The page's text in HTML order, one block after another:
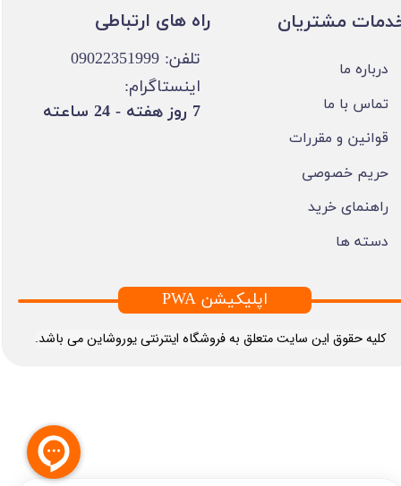
​کلیه حقوق این سایت متعلق به فروشگاه اینترنتی یوروشاین می باشد.
مشتریان
درباره ما
تماس با ما
قوانین و مقررات
حریم خصوصی
راهنمای خرید
دسته ها
تلفن: 09022351999
اینستاگرام:
​7 روز هفته - 24 ساعته ​​​​​​​
PWA اپلیکیشن
​​راه های ارتباطی